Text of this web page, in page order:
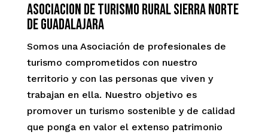
Asociacion de Turismo Rural Sierra Norte
de Guadalajara
Somos una Asociación de profesionales de
turismo comprometidos con nuestro
territorio y con las personas que viven y
trabajan en ella. Nuestro objetivo es
promover un turismo sostenible y de calidad
que ponga en valor el extenso patrimonio